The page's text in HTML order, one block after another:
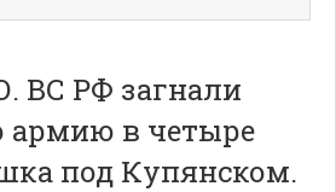
ВС РФ загнали
армию в четыре
под Купянском.